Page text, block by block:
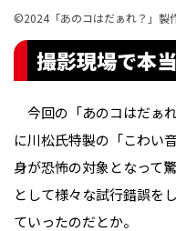
©︎2024「あのコはだぁれ？」製
撮影現場で本
今回の「あのコはだぁ
に川松氏特製の「こわい
身が恐怖の対象となって
として様々な試行錯誤を
ていったのだとか。